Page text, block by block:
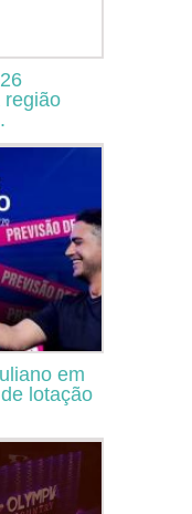
região
em
lotação